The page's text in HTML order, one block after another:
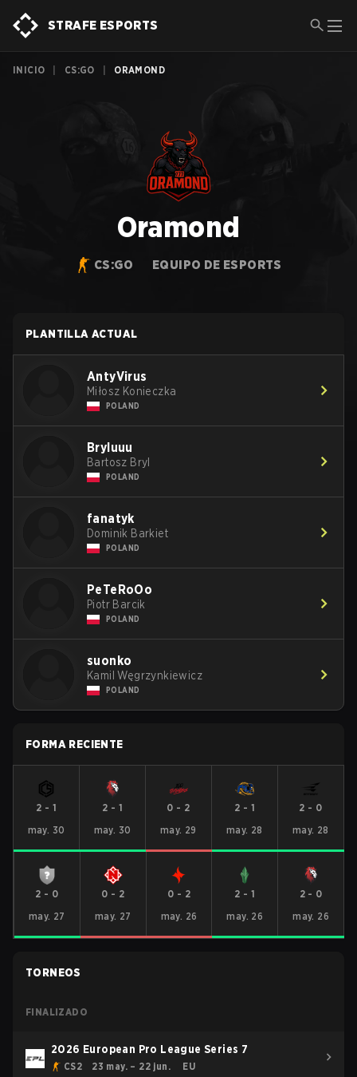
STRAFE ESPORTS
INICIO CS:GO ORAMOND
Oramond
CS:GO EQUIPO DE ESPORTS
PLANTILLA ACTUAL
AntyVirus
Miłosz Konieczka
POLAND
Bryluuu
Bartosz Bryl
POLAND
fanatyk
Dominik Barkiet
POLAND
PeTeRoOo
Piotr Barcik
POLAND
suonko
Kamil Węgrzynkiewicz
POLAND
FORMA RECIENTE
2 - 1
may. 30
2 - 1
may. 30
0 - 2
may. 29
2 - 1
may. 28
2 - 0
may. 28
2 - 0
may. 27
0 - 2
may. 27
0 - 2
may. 26
2 - 1
may. 26
2- 0
may. 26
TORNEOS
FINALIZADO
2026 European Pro League Series 7
CS2 23 may. – 22 jun. EU